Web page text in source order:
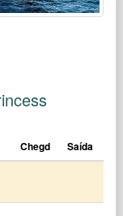
Chegd Saída